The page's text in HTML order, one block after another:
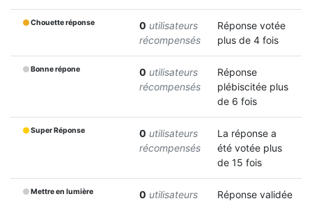
Chouette réponse 0 utilisateurs
récompensés
Réponse votée
plus de 4 fois
Bonne répone 0 utilisateurs
récompensés
Réponse
plébiscitée plus
de 6 fois
Super Réponse 0 utilisateurs
récompensés
La réponse a
été votée plus
de 15 fois
Mettre en lumière 0 utilisateurs
Réponse validée